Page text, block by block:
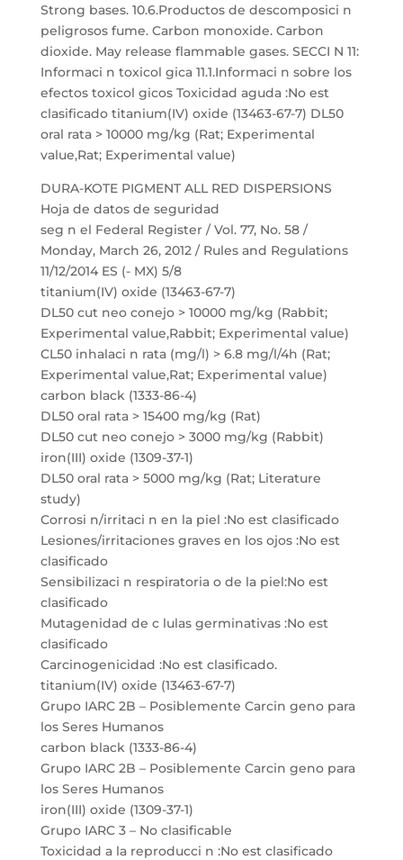
Strong bases. 10.6.Productos de descomposici n
peligrosos fume. Carbon monoxide. Carbon
dioxide. May release flammable gases. SECCI N 11:
Informaci n toxicol gica 11.1.Informaci n sobre los
efectos toxicol gicos Toxicidad aguda :No est
clasificado titanium(IV) oxide (13463-67-7) DL50
oral rata > 10000 mg/kg (Rat; Experimental
value,Rat; Experimental value)
DURA-KOTE PIGMENT ALL RED DISPERSIONS
Hoja de datos de seguridad
seg n el Federal Register / Vol. 77, No. 58 /
Monday, March 26, 2012 / Rules and Regulations
11/12/2014 ES (- MX) 5/8
titanium(IV) oxide (13463-67-7)
DL50 cut neo conejo > 10000 mg/kg (Rabbit;
Experimental value,Rabbit; Experimental value)
CL50 inhalaci n rata (mg/l) > 6.8 mg/l/4h (Rat;
Experimental value,Rat; Experimental value)
carbon black (1333-86-4)
DL50 oral rata > 15400 mg/kg (Rat)
DL50 cut neo conejo > 3000 mg/kg (Rabbit)
iron(III) oxide (1309-37-1)
DL50 oral rata > 5000 mg/kg (Rat; Literature
study)
Corrosi n/irritaci n en la piel :No est clasificado
Lesiones/irritaciones graves en los ojos :No est
clasificado
Sensibilizaci n respiratoria o de la piel:No est
clasificado
Mutagenidad de c lulas germinativas :No est
clasificado
Carcinogenicidad :No est clasificado.
titanium(IV) oxide (13463-67-7)
Grupo IARC 2B – Posiblemente Carcin geno para
los Seres Humanos
carbon black (1333-86-4)
Grupo IARC 2B – Posiblemente Carcin geno para
los Seres Humanos
iron(III) oxide (1309-37-1)
Grupo IARC 3 – No clasificable
Toxicidad a la reproducci n :No est clasificado